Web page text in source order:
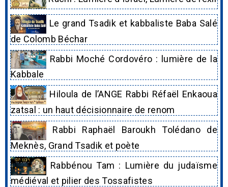
Le grand Tsadik et kabbaliste Baba Salé
de Colomb Béchar
Rabbi Moché Cordovéro : lumière de la
Kabbale
Hiloula de l’ANGE Rabbi Réfaël Enkaoua
zatsal : un haut décisionnaire de renom
Rabbi Raphaël Baroukh Tolédano de
Meknès, Grand Tsadik et poète
Rabbénou Tam : Lumière du judaïsme
médiéval et pilier des Tossafistes